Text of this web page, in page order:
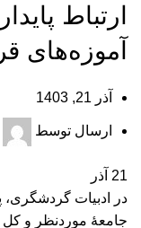
ارتباط
آموزه‌های
آذر 21, 1403
ارسال توسط
21 آذر
در ادبیات
جامعۀ موردنظر و